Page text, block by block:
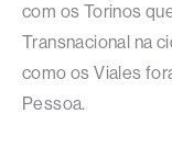
com os Torinos
Transnacional na
como os Viales
Pessoa.